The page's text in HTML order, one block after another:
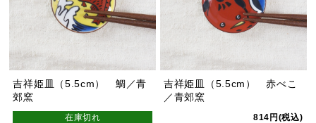
吉祥姫皿（5.5cm） 鯛／青
郊窯
在庫切れ
吉祥姫皿（5.5cm） 赤べこ
／青郊窯
814円(税込)